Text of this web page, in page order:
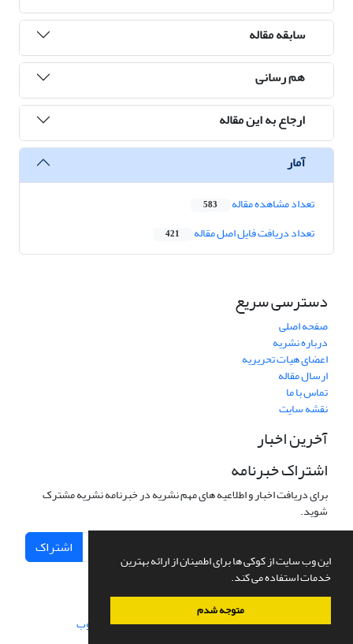
این وب سایت از کوکی ها برای اطمینان از ارائه بهترین
خدمات استفاده می کند.
متوجه شدم
سابقه مقاله
هم رسانی
ارجاع به این مقاله
آمار
تعداد مشاهده مقاله 583
تعداد دریافت فایل اصل مقاله 421
دسترسی سریع
صفحه اصلی
درباره نشریه
اعضای هیات تحریریه
ارسال مقاله
تماس با ما
نقشه سایت
آخرین اخبار
اشتراک خبرنامه
برای دریافت اخبار و اطلاعیه های مهم نشریه در خبرنامه نشریه مشترک
شوید.
اشتراک
سامانه مدیریت نشریات علمی.طراحی و پیاده سازی از سیناوب